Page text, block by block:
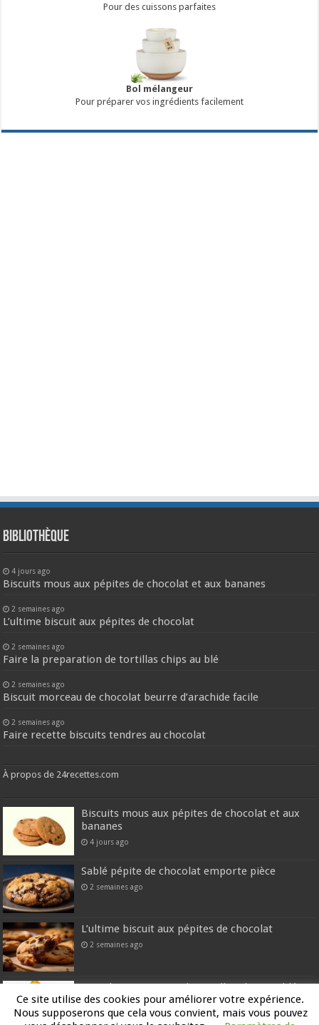
Pour des cuissons parfaites
Bol mélangeur
Pour préparer vos ingrédients facilement
Bibliothèque
4 jours ago
Biscuits mous aux pépites de chocolat et aux bananes
2 semaines ago
L’ultime biscuit aux pépites de chocolat
2 semaines ago
Faire la preparation de tortillas chips au blé
2 semaines ago
Biscuit morceau de chocolat beurre d’arachide facile
2 semaines ago
Faire recette biscuits tendres au chocolat
À propos de 24recettes.com
Biscuits mous aux pépites de chocolat et aux
bananes
4 jours ago
Sablé pépite de chocolat emporte pièce
2 semaines ago
L’ultime biscuit aux pépites de chocolat
2 semaines ago
Faire la preparation de tortillas chips au blé
2 semaines ago
Ce site utilise des cookies pour améliorer votre expérience.
Nous supposerons que cela vous convient, mais vous pouvez